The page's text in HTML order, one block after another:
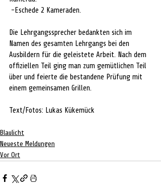
-Eschede 2 Kameraden.
Die Lehrgangssprecher bedankten sich im
Namen des gesamten Lehrgangs bei den
Ausbildern für die geleistete Arbeit. Nach dem
offiziellen Teil ging man zum gemütlichen Teil
über und feierte die bestandene Prüfung mit
einem gemeinsamen Grillen.
Text/Fotos: Lukas Kükemück
Blaulicht
Neueste Meldungen
Vor Ort